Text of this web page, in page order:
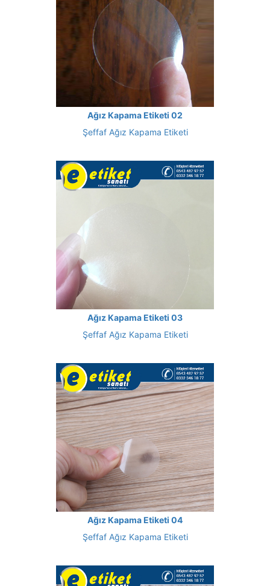
Ağız Kapama Etiketi 02
Şeffaf Ağız Kapama Etiketi
Ağız Kapama Etiketi 03
Şeffaf Ağız Kapama Etiketi
Ağız Kapama Etiketi 04
Şeffaf Ağız Kapama Etiketi